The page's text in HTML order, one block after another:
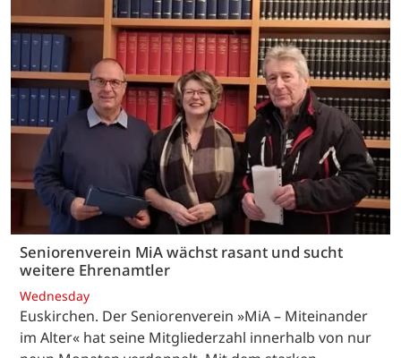
Seniorenverein MiA wächst rasant und sucht
weitere Ehrenamtler
Wednesday
Euskirchen. Der Seniorenverein »MiA – Miteinander
im Alter« hat seine Mitgliederzahl innerhalb von nur